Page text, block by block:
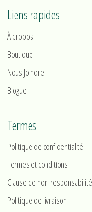
Liens rapides
À propos
Boutique
Nous Joindre
Blogue
Termes
Politique de confidentialité
Termes et conditions
Clause de non-responsabilité
Politique de livraison